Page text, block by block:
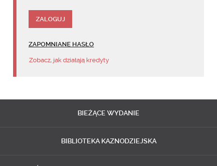
ZAPOMNIANE HASŁO
Zobacz, jak działają kredyty
BIEŻĄCE WYDANIE
BIBLIOTEKA KAZNODZIEJSKA